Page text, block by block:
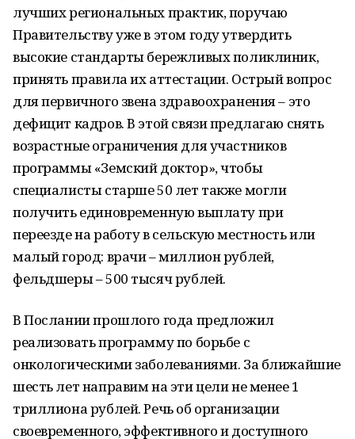
лучших региональных практик, поручаю
Правительству уже в этом году утвердить
высокие стандарты бережливых поликлиник,
принять правила их аттестации. Острый вопрос
для первичного звена здравоохранения – это
дефицит кадров. В этой связи предлагаю снять
возрастные ограничения для участников
программы «Земский доктор», чтобы
специалисты старше 50 лет также могли
получить единовременную выплату при
переезде на работу в сельскую местность или
малый город: врачи – миллион рублей,
фельдшеры – 500 тысяч рублей.
В Послании прошлого года предложил
реализовать программу по борьбе с
онкологическими заболеваниями. За ближайшие
шесть лет направим на эти цели не менее 1
триллиона рублей. Речь об организации
своевременного, эффективного и доступного